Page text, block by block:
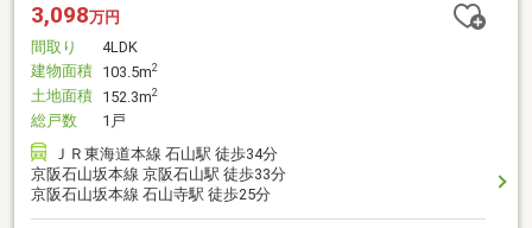
3,098万円
間取り
4LDK
建物面積 103.5m2
土地面積 152.3m2
総戸数
1戸
ＪＲ東海道本線 石山駅 徒歩34分
京阪石山坂本線 京阪石山駅 徒歩33分
京阪石山坂本線 石山寺駅 徒歩25分